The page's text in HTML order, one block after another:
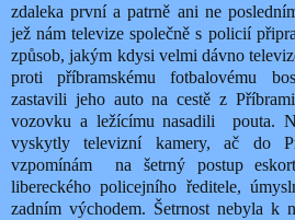
zdaleka první a patrně ani ne
jež nám televize společně s policií
způsob, jakým kdysi velmi dávno
proti příbramskému fotbalovému
zastavili jeho auto na cestě z
vozovku a ležícímu nasadili
pouta.
vyskytly televizní kamery, ač do
vzpomínám
na šetrný postup
libereckého policejního ředitele,
zadním východem. Šetrnost nebyla k